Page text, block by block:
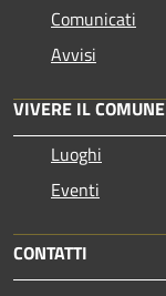
Comunicati
Avvisi
VIVERE IL COMUNE
Luoghi
Eventi
CONTATTI